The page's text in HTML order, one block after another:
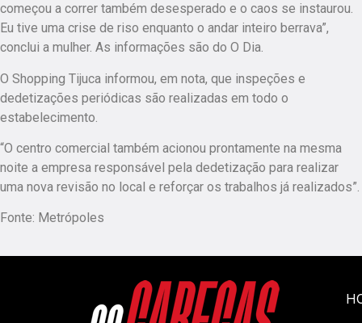
começou a correr também desesperado e o caos se instaurou.
Eu tive uma crise de riso enquanto o andar inteiro berrava”,
conclui a mulher. As informações são do O Dia.
O Shopping Tijuca informou, em nota, que inspeções e
dedetizações periódicas são realizadas em todo o
estabelecimento.
“O centro comercial também acionou prontamente na mesma
noite a empresa responsável pela dedetização para realizar
uma nova revisão no local e reforçar os trabalhos já realizados”.
Fonte: Metrópoles